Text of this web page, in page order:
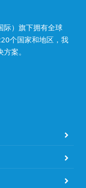
际）旗下拥有全球
个国家和地区，我
案。